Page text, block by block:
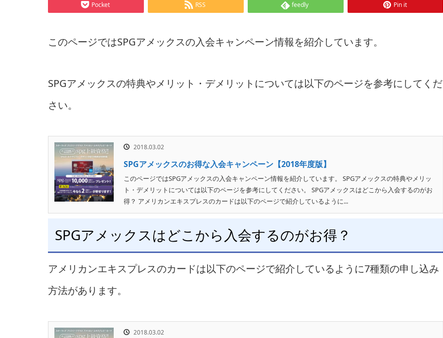
Pocket RSS feedly Pin it
このページではSPGアメックスの入会キャンペーン情報を紹介しています。
SPGアメックスの特典やメリット・デメリットについては以下のページを参考にしてくだ
さい。
2018.03.02
SPGアメックスのお得な入会キャンペーン【2018年度版】
このページではSPGアメックスの入会キャンペーン情報を紹介しています。 SPGアメックスの特典やメリッ
ト・デメリットについては以下のページを参考にしてください。 SPGアメックスはどこから入会するのがお
得？ アメリカンエキスプレスのカードは以下のページで紹介しているように...
SPGアメックスはどこから入会するのがお得？
アメリカンエキスプレスのカードは以下のページで紹介しているように7種類の申し込み
方法があります。
2018.03.02